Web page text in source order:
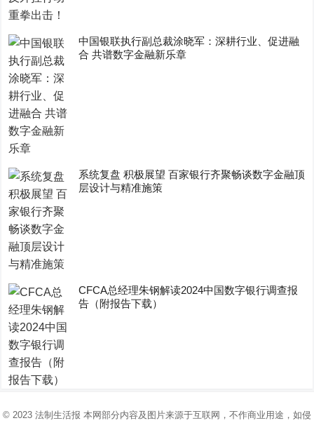
中国银联执行副总裁涂晓军：深耕行业、促进融
合 共谱数字金融新乐章
系统复盘 积极展望 百家银行齐聚畅谈数字金融顶
层设计与精准施策
CFCA总经理朱钢解读2024中国数字银行调查报
告（附报告下载）
© 2023 法制生活报 本网部分内容及图片来源于互联网，不作商业用途，如侵